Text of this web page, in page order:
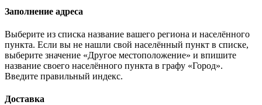
Заполнение адреса
Выберите из списка название вашего региона и населённого
пункта. Если вы не нашли свой населённый пункт в списке,
выберите значение «Другое местоположение» и впишите
название своего населённого пункта в графу «Город».
Введите правильный индекс.
Доставка